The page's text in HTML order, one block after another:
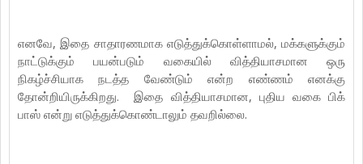
எனவே, இதை சாதாரணமாக எடுத்துக்கொள்ளாமல், மக்களுக்கும்
நாட்டுக்கும் பயன்படும் வகையில் வித்தியாசமான ஒரு
நிகழ்ச்சியாக நடத்த வேண்டும் என்ற எண்ணம் எனக்கு
தோன்றியிருக்கிறது. இதை வித்தியாசமான, புதிய வகை பிக்
பாஸ் என்று எடுத்துக்கொண்டாலும் தவறில்லை.